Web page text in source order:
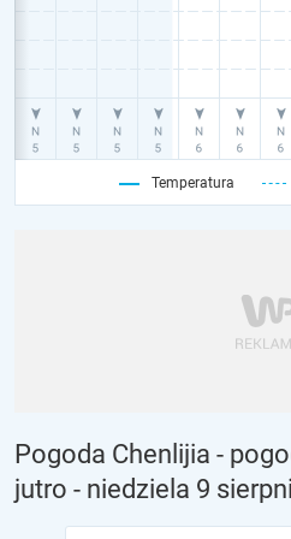
Temperatura
Pogoda Chenlijia -
jutro - niedziela 9